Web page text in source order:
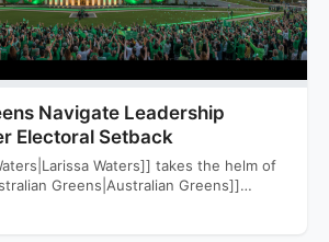
Navigate Leadership
Electoral Setback
Waters]] takes the helm of
Greens|Australian Greens]]
2025 election that saw…